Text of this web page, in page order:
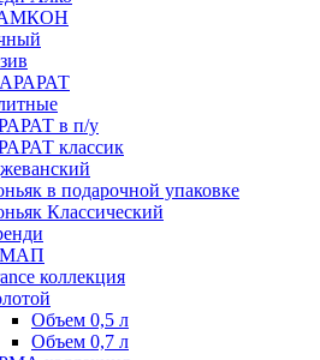
АРАРАТ
в п/у
классик
в подарочной упаковке
Классический
МАП
коллекция
Объем 0,5 л
Объем 0,7 л